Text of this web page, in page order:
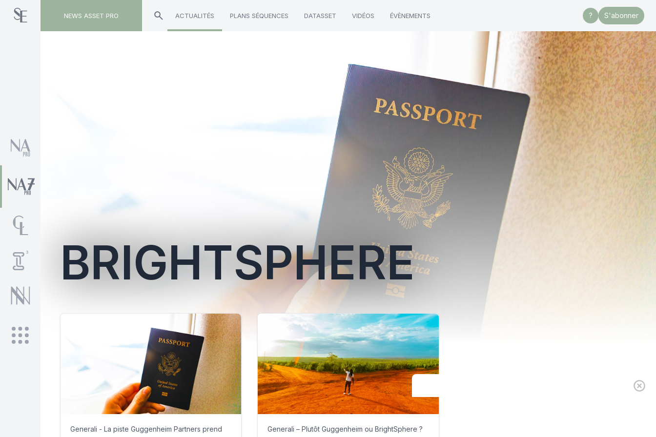
NEWS ASSET PRO ACTUALITÉS PLANS SÉQUENCES DATASSET VIDÉOS ÉVÈNEMENTS ? S'abonner
BRIGHTSPHERE
Generali - La piste Guggenheim Partners prend
Generali – Plutôt Guggenheim ou BrightSphere ?